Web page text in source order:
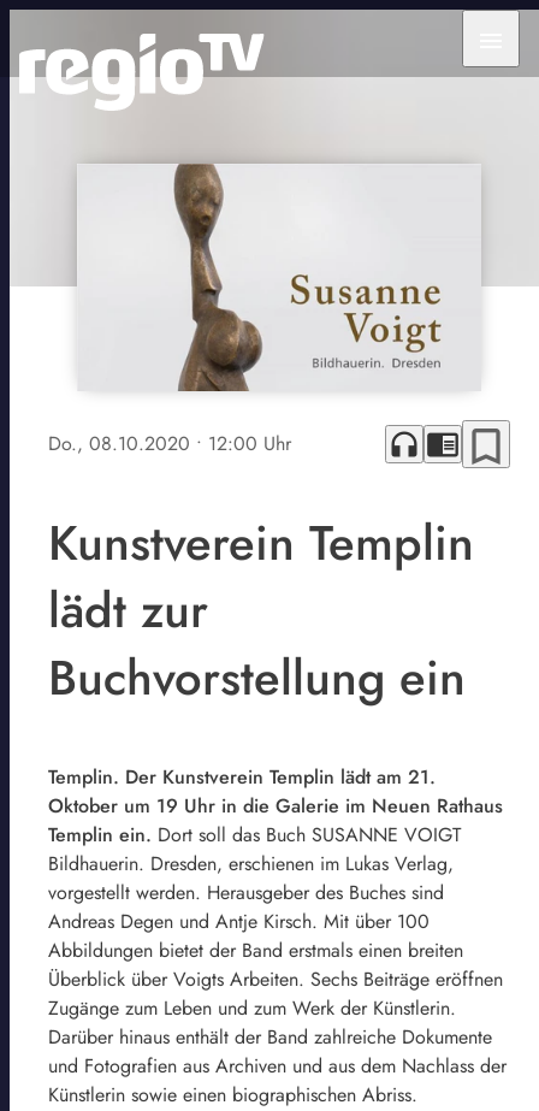
Do., 08.10.2020 • 12:00 Uhr headphones chrome_reader_mode bookmark_border
Kunstverein Templin
lädt zur
Buchvorstellung ein
Templin. Der Kunstverein Templin lädt am 21.
Oktober um 19 Uhr in die Galerie im Neuen Rathaus
Templin ein. Dort soll das Buch SUSANNE VOIGT
Bildhauerin. Dresden, erschienen im Lukas Verlag,
vorgestellt werden. Herausgeber des Buches sind
Andreas Degen und Antje Kirsch. Mit über 100
Abbildungen bietet der Band erstmals einen breiten
Überblick über Voigts Arbeiten. Sechs Beiträge eröffnen
Zugänge zum Leben und zum Werk der Künstlerin.
Darüber hinaus enthält der Band zahlreiche Dokumente
und Fotografien aus Archiven und aus dem Nachlass der
Künstlerin sowie einen biographischen Abriss.